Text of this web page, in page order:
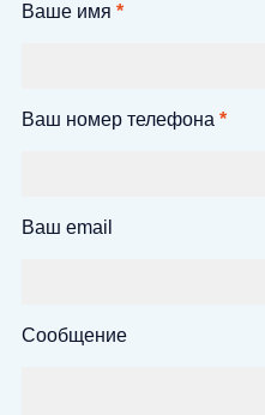
Ваше имя *
Ваш номер телефона *
Ваш email
Сообщение